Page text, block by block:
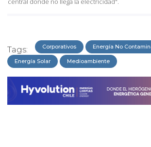
Tags: Corporativos Energía No
Energía Solar Medioambiente